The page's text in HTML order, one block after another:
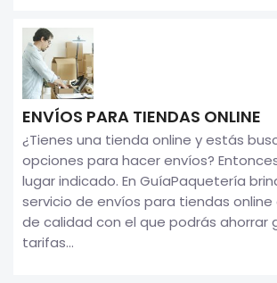
ENVÍOS PARA TIENDAS ONLINE
¿Tienes una tienda online y estás
opciones para hacer envíos?
lugar indicado. En GuíaPaquetería
servicio de envíos para tiendas
de calidad con el que podrás ahorrar
tarifas...